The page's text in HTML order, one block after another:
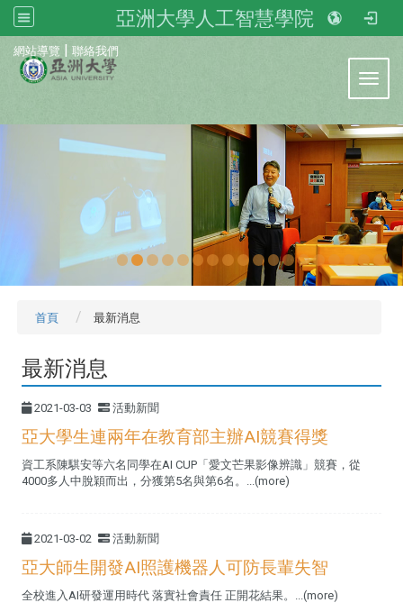
亞洲大學人工智慧學院
網站導覽 | 聯絡我們
首頁 最新消息
最新消息
2021-03-03 活動新聞
亞大學生連兩年在教育部主辦AI競賽得獎
資工系陳騏安等六名同學在AI CUP「愛文芒果影像辨識」競賽，從
4000多人中脫穎而出，分獲第5名與第6名。...(more)
2021-03-02 活動新聞
亞大師生開發AI照護機器人可防長輩失智
全校進入AI研發運用時代 落實社會責任 正開花結果。...(more)